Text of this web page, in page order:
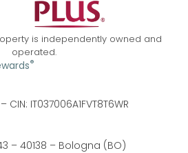
is independently owned and
operated.
®
CIN: IT037006A1FVT8T6WR
– 40138 – Bologna (BO)